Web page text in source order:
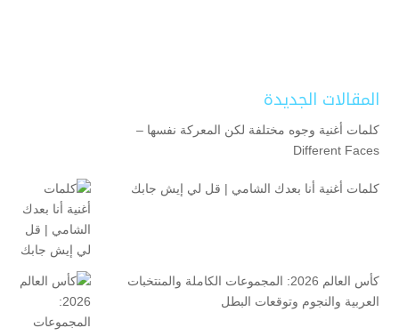
المقالات الجديدة
كلمات أغنية وجوه مختلفة لكن المعركة نفسها –
Different Faces
كلمات أغنية أنا بعدك الشامي | قل لي إيش جابك
كأس العالم 2026: المجموعات الكاملة والمنتخبات
العربية والنجوم وتوقعات البطل